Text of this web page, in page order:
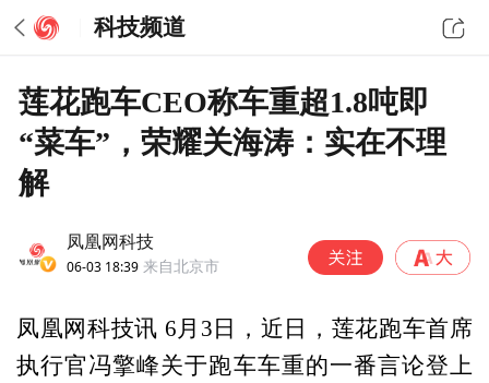
科技频道
莲花跑车CEO称车重超1.8吨即
“菜车”，荣耀关海涛：实在不理
解
凤凰网科技
06-03 18:39 来自北京市
凤凰网科技讯 6月3日，近日，莲花跑车首席
执行官冯擎峰关于跑车车重的一番言论登上